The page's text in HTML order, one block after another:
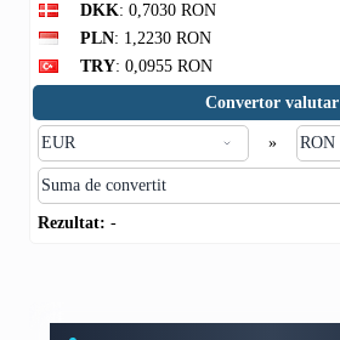
DKK: 0,7030 RON
PLN: 1,2230 RON
TRY: 0,0955 RON
Convertor valutar
»
Rezultat: -